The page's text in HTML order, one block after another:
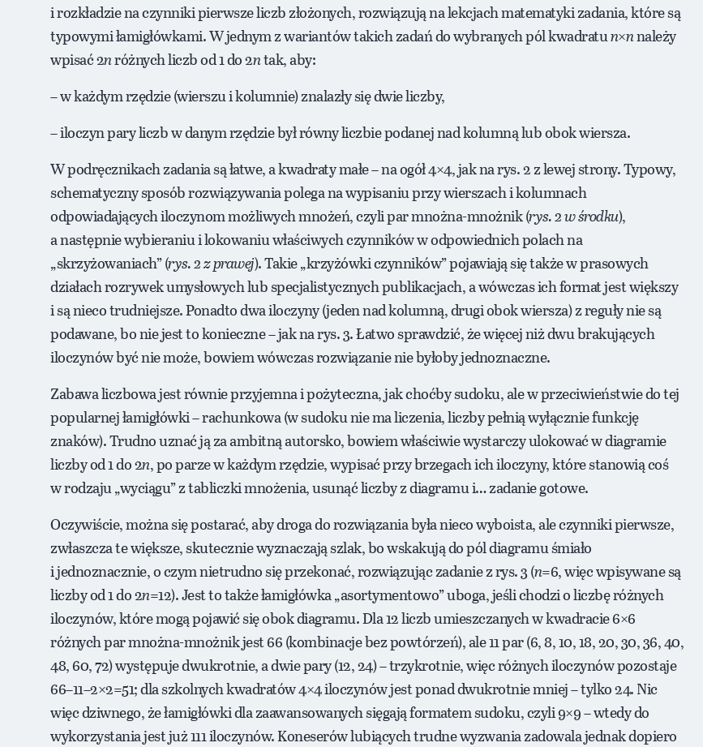
i rozkładzie na czynniki pierwsze liczb złożonych, rozwiązują na lekcjach matematyki zadania, które są
typowymi łamigłówkami. W jednym z wariantów takich zadań do wybranych pól kwadratun×nnależy
wpisać 2nróżnych liczb od 1 do 2ntak, aby:
– w każdym rzędzie (wierszu i kolumnie) znalazły się dwie liczby,
– iloczyn pary liczb w danym rzędzie był równy liczbie podanej nad kolumną lub obok wiersza.
W podręcznikach zadania są łatwe, a kwadraty małe – na ogół 4×4, jak na rys. 2 z lewej strony. Typowy,
schematyczny sposób rozwiązywania polega na wypisaniu przy wierszach i kolumnach
odpowiadających iloczynom możliwych mnożeń, czyli par mnożna-mnożnik (rys. 2 w środku),
a następnie wybieraniu i lokowaniu właściwych czynników w odpowiednich polach na
„skrzyżowaniach” (rys. 2 z prawej). Takie „krzyżówki czynników” pojawiają się także w prasowych
działach rozrywek umysłowych lub specjalistycznych publikacjach, a wówczas ich format jest większy
i są nieco trudniejsze. Ponadto dwa iloczyny (jeden nad kolumną, drugi obok wiersza) z reguły nie są
podawane, bo nie jest to konieczne – jak na rys. 3. Łatwo sprawdzić, że więcej niż dwu brakujących
iloczynów być nie może, bowiem wówczas rozwiązanie nie byłoby jednoznaczne.
Zabawa liczbowa jest równie przyjemna i pożyteczna, jak choćby sudoku, ale w przeciwieństwie do tej
popularnej łamigłówki – rachunkowa (w sudoku nie ma liczenia, liczby pełnią wyłącznie funkcję
znaków). Trudno uznać ją za ambitną autorsko, bowiem właściwie wystarczy ulokować w diagramie
liczby od 1 do 2n, po parze w każdym rzędzie, wypisać przy brzegach ich iloczyny, które stanowią coś
w rodzaju „wyciągu” z tabliczki mnożenia, usunąć liczby z diagramu i… zadanie gotowe.
Oczywiście, można się postarać, aby droga do rozwiązania była nieco wyboista, ale czynniki pierwsze,
zwłaszcza te większe, skutecznie wyznaczają szlak, bo wskakują do pól diagramu śmiało
i jednoznacznie, o czym nietrudno się przekonać, rozwiązując zadanie z rys. 3 (n=6, więc wpisywane są
liczby od 1 do 2n=12). Jest to także łamigłówka „asortymentowo” uboga, jeśli chodzi o liczbę różnych
iloczynów, które mogą pojawić się obok diagramu. Dla 12 liczb umieszczanych w kwadracie 6×6
różnych par mnożna-mnożnik jest 66 (kombinacje bez powtórzeń), ale 11 par (6, 8, 10, 18, 20, 30, 36, 40,
48, 60, 72) występuje dwukrotnie, a dwie pary (12, 24) – trzykrotnie, więc różnych iloczynów pozostaje
66–11–2×2=51; dla szkolnych kwadratów 4×4 iloczynów jest ponad dwukrotnie mniej – tylko 24. Nic
więc dziwnego, że łamigłówki dla zaawansowanych sięgają formatem sudoku, czyli 9×9 – wtedy do
wykorzystania jest już 111 iloczynów. Koneserów lubiących trudne wyzwania zadowala jednak dopiero